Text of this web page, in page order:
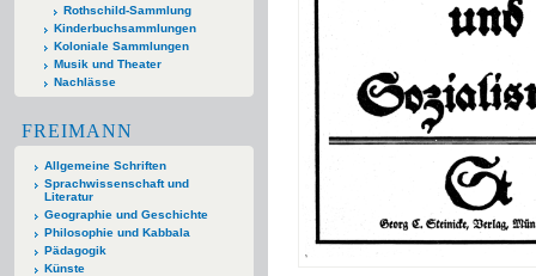
Rothschild-Sammlung
Kinderbuchsammlungen
Koloniale Sammlungen
Musik und Theater
Nachlässe
FREIMANN
Allgemeine Schriften
Sprachwissenschaft und
Literatur
Geographie und Geschichte
Philosophie und Kabbala
Pädagogik
Künste